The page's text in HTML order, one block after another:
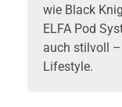
wie Black
ELFA Pod
auch stilvoll
Lifestyle.